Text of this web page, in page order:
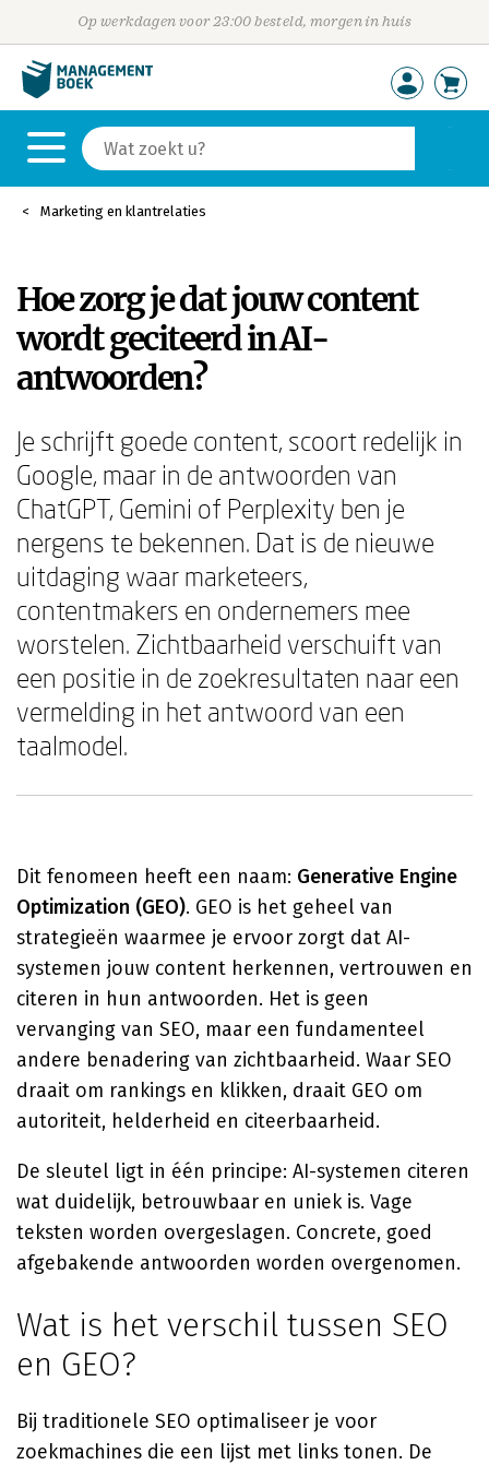
Op werkdagen voor 23:00 besteld, morgen in huis
Marketing en klantrelaties
Hoe zorg je dat jouw content
wordt geciteerd in AI-
antwoorden?
Je schrijft goede content, scoort redelijk in
Google, maar in de antwoorden van
ChatGPT, Gemini of Perplexity ben je
nergens te bekennen. Dat is de nieuwe
uitdaging waar marketeers,
contentmakers en ondernemers mee
worstelen. Zichtbaarheid verschuift van
een positie in de zoekresultaten naar een
vermelding in het antwoord van een
taalmodel.
Dit fenomeen heeft een naam: Generative Engine
Optimization (GEO). GEO is het geheel van
strategieën waarmee je ervoor zorgt dat AI-
systemen jouw content herkennen, vertrouwen en
citeren in hun antwoorden. Het is geen
vervanging van SEO, maar een fundamenteel
andere benadering van zichtbaarheid. Waar SEO
draait om rankings en klikken, draait GEO om
autoriteit, helderheid en citeerbaarheid.
De sleutel ligt in één principe: AI-systemen citeren
wat duidelijk, betrouwbaar en uniek is. Vage
teksten worden overgeslagen. Concrete, goed
afgebakende antwoorden worden overgenomen.
Wat is het verschil tussen SEO
en GEO?
Bij traditionele SEO optimaliseer je voor
zoekmachines die een lijst met links tonen. De